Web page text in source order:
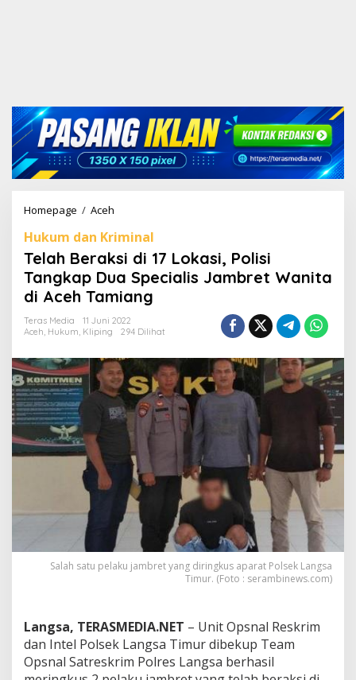
Homepage / Aceh
l
a
h
B
e
a
i
d
i
1
7
P
o
l
T
a
n
g
Hukum dan Kriminal
Telah Beraksi di 17 Lokasi, Polisi
Tangkap Dua Specialis Jambret Wanita
di Aceh Tamiang
Teras Media
11 Juni 2022
Aceh, Hukum, Kliping 294 Dilihat
Salah satu pelaku jambret yang diringkus aparat Polsek Langsa
Timur. (Foto : serambinews.com)
Langsa, TERASMEDIA.NET – Unit Opsnal Reskrim
dan Intel Polsek Langsa Timur dibekup Team
Opsnal Satreskrim Polres Langsa berhasil